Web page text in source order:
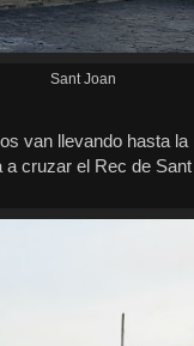
Sant Joan
van llevando hasta
cruzar el Rec de